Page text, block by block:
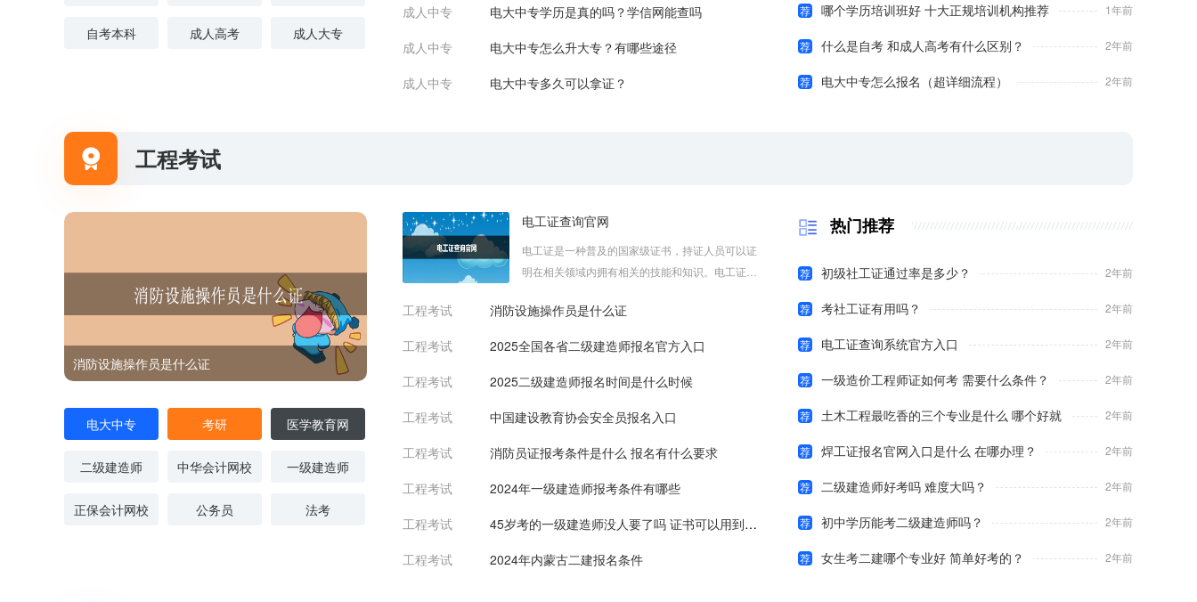
自考本科 成人高考 成人大专
成人中专
电大中专学历是真的吗？学信网能查吗
成人中专
电大中专怎么升大专？有哪些途径
成人中专
电大中专多久可以拿证？
荐 哪个学历培训班好 十大正规培训机构推荐 1年前
荐 什么是自考 和成人高考有什么区别？ 2年前
荐 电大中专怎么报名（超详细流程） 2年前
 工程考试
消防设施操作员是什么证
电大中专 考研 医学教育网
二级建造师 中华会计网校 一级建造师
正保会计网校 公务员 法考
电工证查询官网
电工证是一种普及的国家级证书，持证人员可以证
明在相关领域内拥有相关的技能和知识。电工证可
工程考试
消防设施操作员是什么证
工程考试
2025全国各省二级建造师报名官方入口
工程考试
2025二级建造师报名时间是什么时候
工程考试
中国建设教育协会安全员报名入口
工程考试
消防员证报考条件是什么 报名有什么要求
工程考试
2024年一级建造师报考条件有哪些
工程考试
45岁考的一级建造师没人要了吗 证书可以用到多大
工程考试
2024年内蒙古二建报名条件
热门推荐
荐 初级社工证通过率是多少？ 2年前
荐 考社工证有用吗？ 2年前
荐 电工证查询系统官方入口 2年前
荐 一级造价工程师证如何考 需要什么条件？ 2年前
荐 土木工程最吃香的三个专业是什么 哪个好就 2年前
荐 焊工证报名官网入口是什么 在哪办理？ 2年前
荐 二级建造师好考吗 难度大吗？ 2年前
荐 初中学历能考二级建造师吗？ 2年前
荐 女生考二建哪个专业好 简单好考的？ 2年前